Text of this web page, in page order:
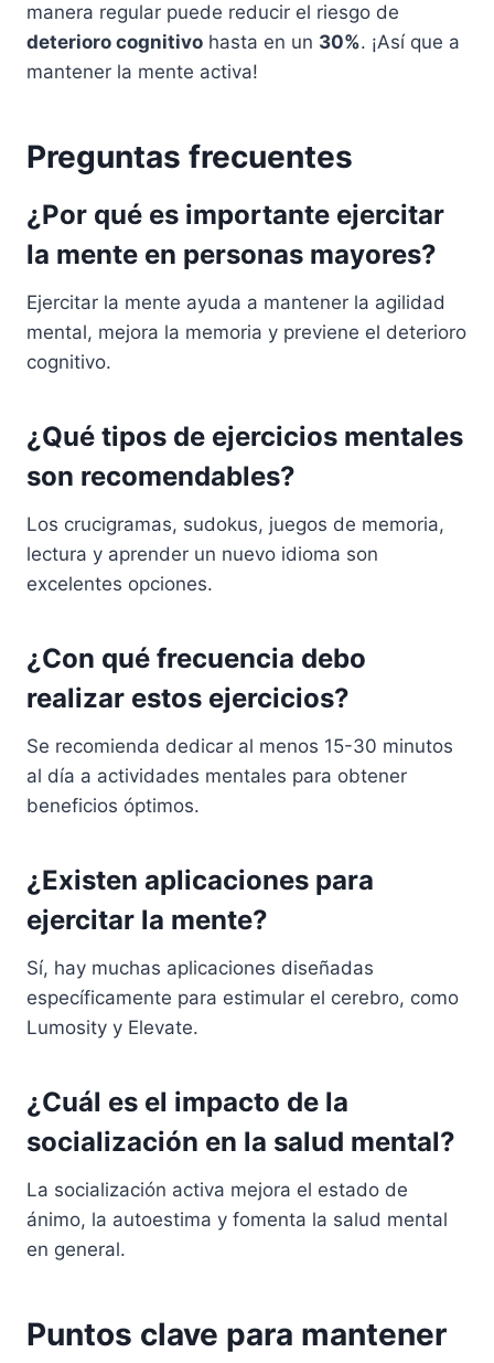
manera regular puede reducir el riesgo de
deterioro cognitivo hasta en un 30%. ¡Así que a
mantener la mente activa!
Preguntas frecuentes
¿Por qué es importante ejercitar
la mente en personas mayores?
Ejercitar la mente ayuda a mantener la agilidad
mental, mejora la memoria y previene el deterioro
cognitivo.
¿Qué tipos de ejercicios mentales
son recomendables?
Los crucigramas, sudokus, juegos de memoria,
lectura y aprender un nuevo idioma son
excelentes opciones.
¿Con qué frecuencia debo
realizar estos ejercicios?
Se recomienda dedicar al menos 15-30 minutos
al día a actividades mentales para obtener
beneficios óptimos.
¿Existen aplicaciones para
ejercitar la mente?
Sí, hay muchas aplicaciones diseñadas
específicamente para estimular el cerebro, como
Lumosity y Elevate.
¿Cuál es el impacto de la
socialización en la salud mental?
La socialización activa mejora el estado de
ánimo, la autoestima y fomenta la salud mental
en general.
Puntos clave para mantener